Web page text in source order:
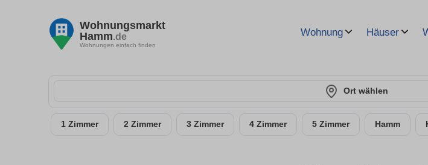
Wohnungsmarkt
Hamm.de
Wohnungen einfach finden
Wohnung Häuser
Ort wählen
1 Zimmer 2 Zimmer 3 Zimmer 4 Zimmer 5 Zimmer Hamm